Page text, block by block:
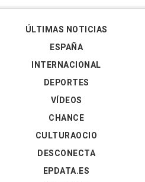
ÚLTIMAS NOTICIAS
ESPAÑA
INTERNACIONAL
DEPORTES
VÍDEOS
CHANCE
CULTURAOCIO
DESCONECTA
EPDATA.ES